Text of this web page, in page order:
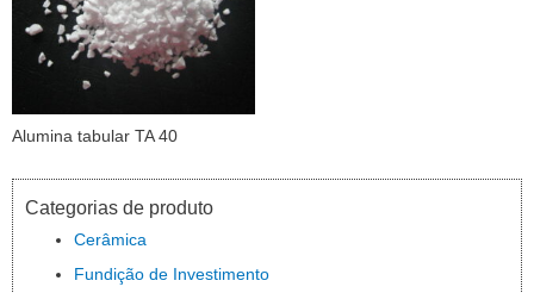
Alumina tabular TA 40
Categorias de produto
Cerâmica
Fundição de Investimento